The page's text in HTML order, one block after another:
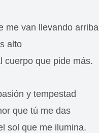
me van llevando arriba
alto
cuerpo que pide más.
y tempestad
que tú me das
sol que me ilumina.